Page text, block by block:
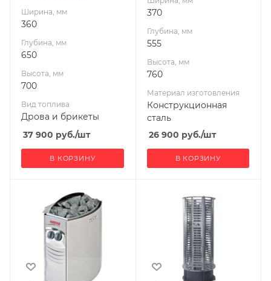
60
Гарантия, мес.
60
Мощность, кВт
6
Ширина, мм
360
Глубина, мм
650
Высота, мм
700
Вид топлива
Дрова и брикеты
37 900 руб./шт
В КОРЗИНУ
Диаметр дымохода,
120
295
12
Мощность, кВт
370
Глубина, мм
555
Высота, мм
760
Материал изготовления
Конструкционная
сталь
26 900 руб./шт
В КОРЗИНУ
Ширина, мм
Глубина, мм
Высота, мм
540
Ширина, мм
Глубина, мм
Высота, мм
1100